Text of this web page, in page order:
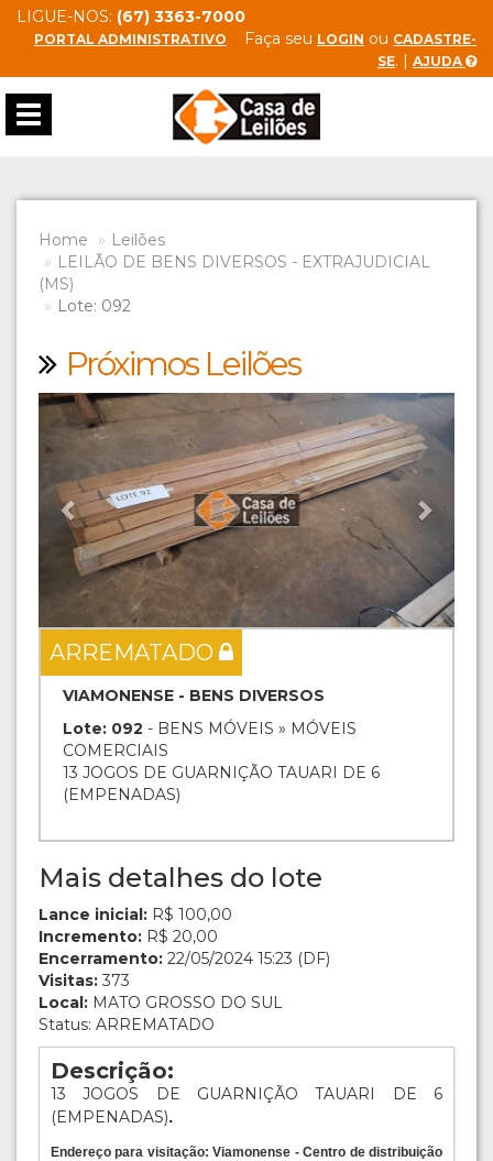
LIGUE-NOS: (67) 3363-7000
PORTAL ADMINISTRATIVO Faça seu LOGIN ou CADASTRE-
SE. | AJUDA
Toggle
navigation
Home
Leilões
LEILÃO DE BENS DIVERSOS - EXTRAJUDICIAL
(MS)
Lote: 092
Próximos Leilões
Previous Next
ARREMATADO
VIAMONENSE - BENS DIVERSOS
Lote: 092 - BENS MÓVEIS » MÓVEIS
COMERCIAIS
13 JOGOS DE GUARNIÇÃO TAUARI DE 6
(EMPENADAS)
Mais detalhes do lote
Lance inicial: R$ 100,00
Incremento: R$ 20,00
Encerramento: 22/05/2024 15:23 (DF)
Visitas: 373
Local: MATO GROSSO DO SUL
Status: ARREMATADO
Descrição:
13 JOGOS DE GUARNIÇÃO TAUARI DE 6
(EMPENADAS).
Endereço para visitação: Viamonense - Centro de distribuição